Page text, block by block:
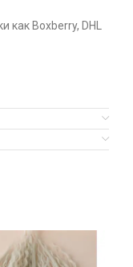
Boxberry, DHL